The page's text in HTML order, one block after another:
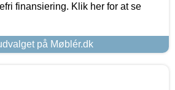
finansiering. Klik her for at se
på Møblér.dk